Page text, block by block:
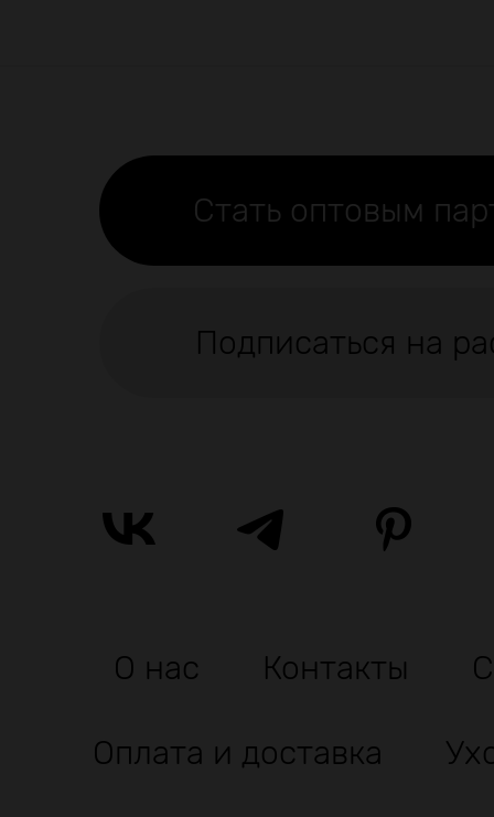
Стать оптовым
Подписаться на
О нас Контакты
Оплата и доставка